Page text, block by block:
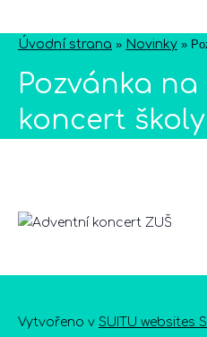
Úvodní strana » Novinky »
Pozvánka
koncert školy
Vytvořeno v SUITU websites